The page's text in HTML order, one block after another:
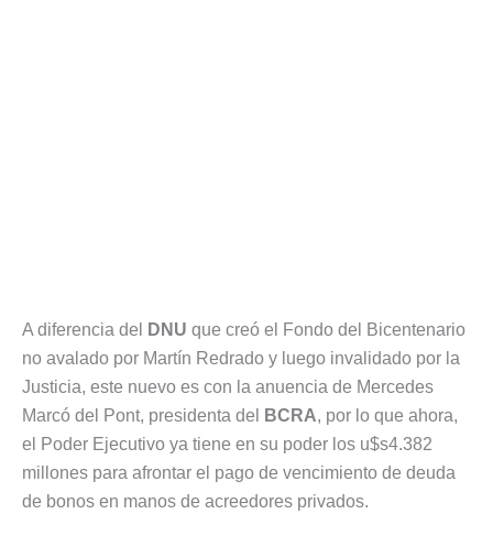
A diferencia del DNU que creó el Fondo del Bicentenario
no avalado por Martín Redrado y luego invalidado por la
Justicia, este nuevo es con la anuencia de Mercedes
Marcó del Pont, presidenta del
BCRA, por lo que ahora,
el Poder Ejecutivo ya tiene en su poder los u$s4.382
millones para afrontar el pago de vencimiento de deuda
de bonos en manos de acreedores privados.